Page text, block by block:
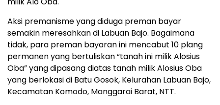
Aksi premanisme yang diduga preman bayar
semakin meresahkan di Labuan Bajo. Bagaimana
tidak, para preman bayaran ini mencabut 10 plang
permanen yang bertuliskan “tanah ini milik Alosius
Oba” yang dipasang diatas tanah milik Alosius Oba
yang berlokasi di Batu Gosok, Kelurahan Labuan Bajo,
Kecamatan Komodo, Manggarai Barat, NTT.